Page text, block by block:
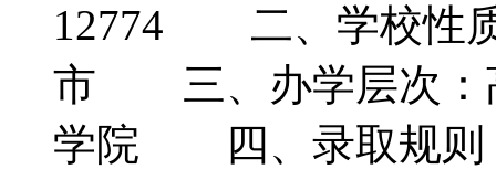
12774 二、学校性质
市 三、办学层次：
学院 四、录取规则